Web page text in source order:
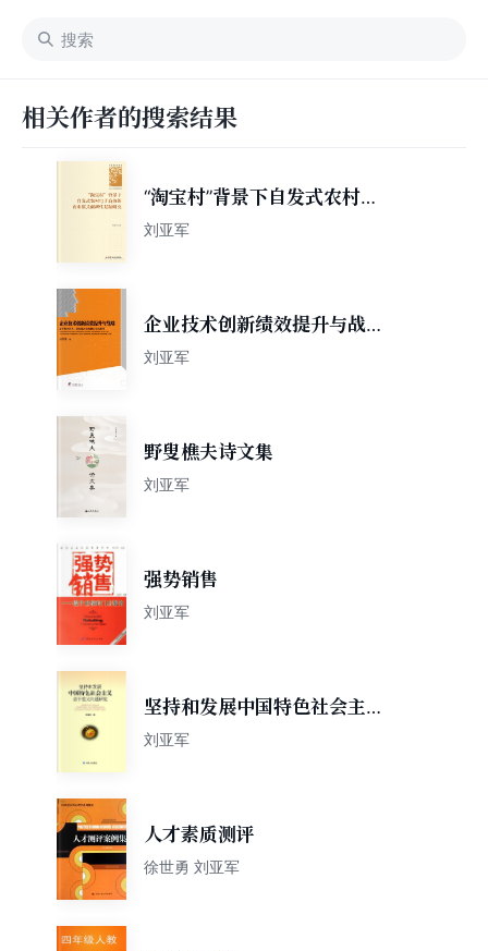
相关作者的搜索结果
“淘宝村”背景下自发式农村电
子商务的商业模式创新性复制
刘亚军
企业技术创新绩效提升与战
略：基于智力资本、吸收能力
刘亚军
野叟樵夫诗文集
刘亚军
强势销售
刘亚军
坚持和发展中国特色社会主义
若干重大问题研究
刘亚军
人才素质测评
徐世勇 刘亚军